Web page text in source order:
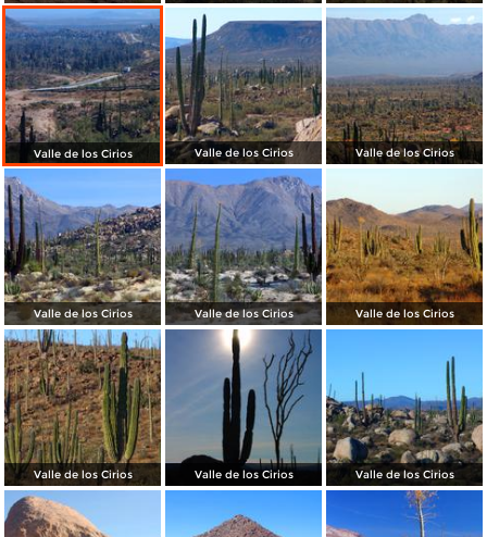
Valle de los Cirios Valle de los Cirios Valle de los Cirios
Valle de los Cirios Valle de los Cirios Valle de los Cirios
Valle de los Cirios Valle de los Cirios Valle de los Cirios